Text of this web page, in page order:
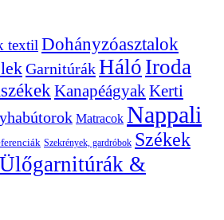
textilDohányzóasztalok
GarnitúrákHáló Iroda
KanapéágyakKerti
Matracok Nappali
Szekrények, gardróbok Székek
Ülőgarnitúrák &